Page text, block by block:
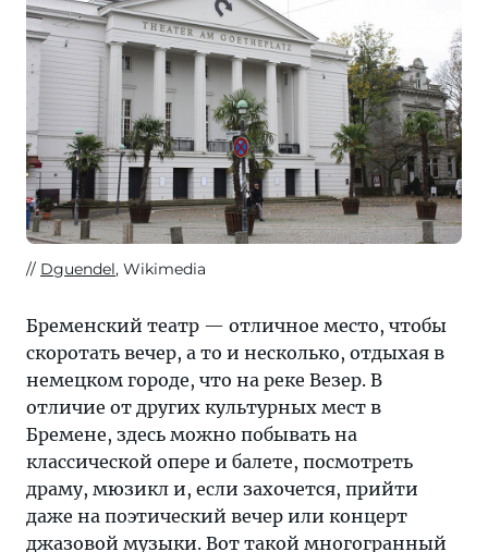
Dguendel, Wikimedia
Бременский театр — отличное место, чтобы
скоротать вечер, а то и несколько, отдыхая в
немецком городе, что на реке Везер. В
отличие от других культурных мест в
Бремене, здесь можно побывать на
классической опере и балете, посмотреть
драму, мюзикл и, если захочется, прийти
даже на поэтический вечер или концерт
джазовой музыки. Вот такой многогранный